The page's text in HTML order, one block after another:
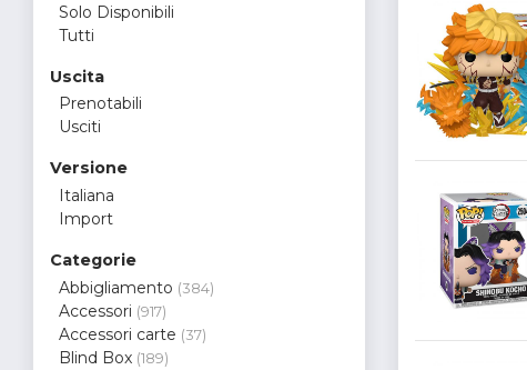
Solo Disponibili
Tutti
Uscita
Prenotabili
Usciti
Versione
Italiana
Import
Categorie
Abbigliamento (384)
Accessori (917)
Accessori carte (37)
Blind Box (189)